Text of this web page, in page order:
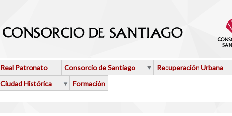
Real Patronato Consorcio de Santiago Recuperación Urbana
Ciudad Histórica
Formación